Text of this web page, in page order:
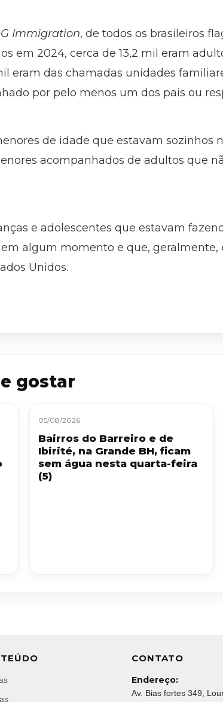
Immigration, de todos os brasileiros
em 2024, cerca de 13,2 mil eram
eram das chamadas unidades
por pelo menos um dos pais ou
de idade que estavam sozinhos
acompanhados de adultos que
e adolescentes que estavam
algum momento e que, geralmente,
Unidos.
gostar
05/08/2026
Bairros do Barreiro e de
Ibirité, na Grande BH, ficam
sem água nesta quarta-feira
(5)
CONTATO
Endereço:
Av. Bias fortes 349,